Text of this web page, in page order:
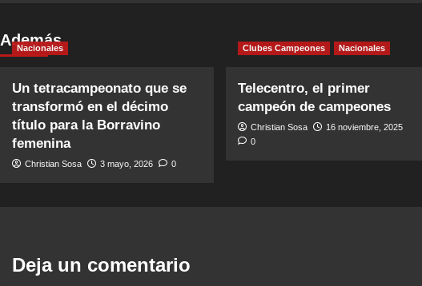
Además
Nacionales
Un tetracampeonato que se
transformó en el décimo
título para la Borravino
femenina
Christian Sosa 3 mayo, 2026 0
Clubes Campeones Nacionales
Telecentro, el primer
campeón de campeones
Christian Sosa
16 noviembre, 2025
0
Deja un comentario